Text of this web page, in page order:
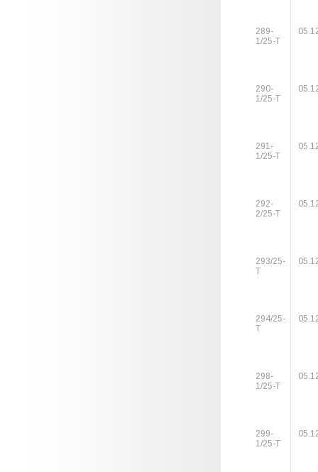
289-
1/25-Т
290-
1/25-Т
291-
1/25-Т
292-
2/25-Т
293/25-
Т
294/25-
Т
298-
1/25-Т
299-
1/25-Т